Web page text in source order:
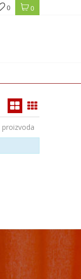
0
0
proizvoda